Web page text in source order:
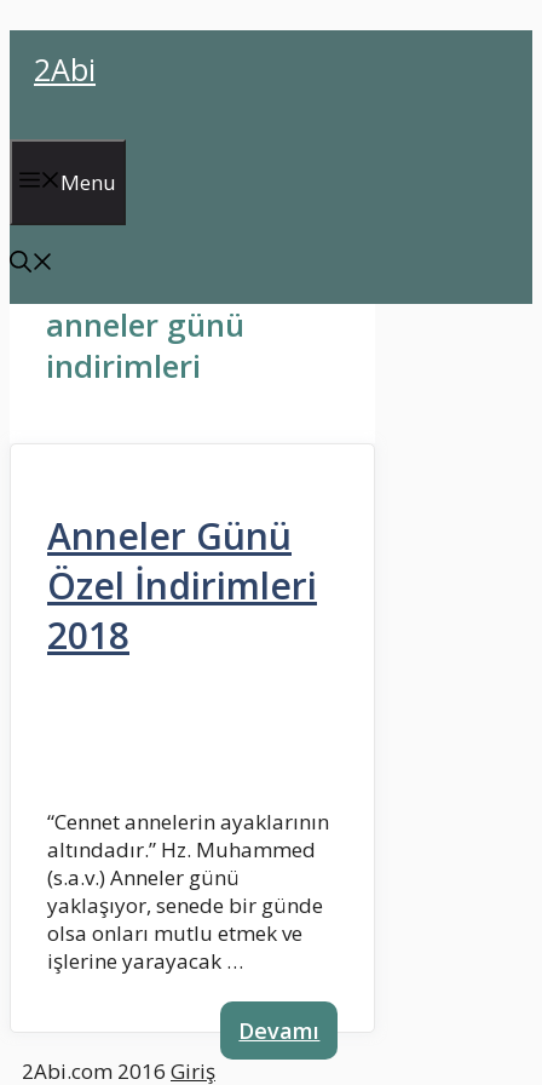
atla2Abi
Menu
anneler günü
indirimleri
Anneler Günü
Özel İndirimleri
2018
“Cennet annelerin ayaklarının
altındadır.” Hz. Muhammed
(s.a.v.) Anneler günü
yaklaşıyor, senede bir günde
olsa onları mutlu etmek ve
işlerine yarayacak …
Devamı
2Abi.com 2016 Giriş